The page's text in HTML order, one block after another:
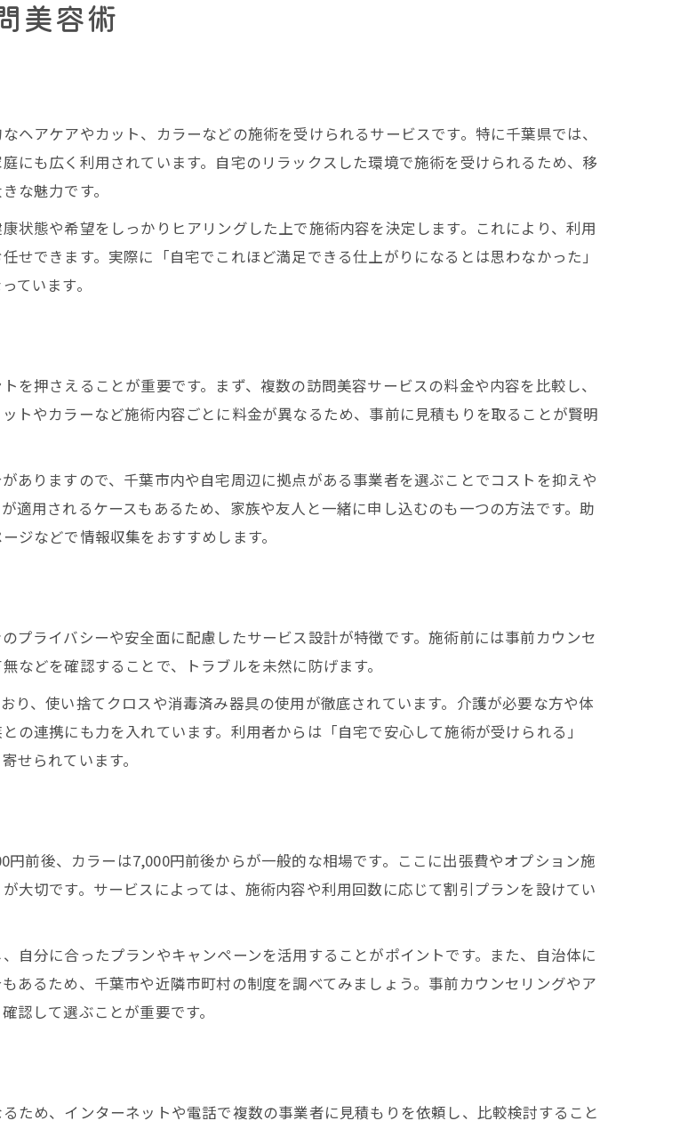
で安く利用する秘訣
ービスの活用で費用を抑える方法
問美容を安く受けるための比較術
人宅でも安心できるサービスの選び方
料金の違いとお得なプラン活用法
訪問美容選びガイド
さと品質を両立するサービスの特徴
人宅におすすめのサロン選び基準
金相場から安心なサービスを見極める
カットのメリットと利用時のポイント
問美容を活用する方法
料金相場と安く利用するコツ
葉市での人気サービス比較
料金とプランの選び方を解説
問美容を安く抑えるための工夫
個人宅向けサービスの費用の内訳
料金で安さを追求する際の注意点
カットの料金交渉術を伝授
葉市で評判の良いサービス選び方
美容術
アケアやカット、カラーなどの施術を受けられるサービスです。特に千葉県では、
にも広く利用されています。自宅のリラックスした環境で施術を受けられるため、移
な魅力です。
状態や希望をしっかりヒアリングした上で施術内容を決定します。これにより、利用
できます。実際に「自宅でこれほど満足できる仕上がりになるとは思わなかった」
ています。
押さえることが重要です。まず、複数の訪問美容サービスの料金や内容を比較し、
トやカラーなど施術内容ごとに料金が異なるため、事前に見積もりを取ることが賢明
ありますので、千葉市内や自宅周辺に拠点がある事業者を選ぶことでコストを抑えや
適用されるケースもあるため、家族や友人と一緒に申し込むのも一つの方法です。助
ジなどで情報収集をおすすめします。
プライバシーや安全面に配慮したサービス設計が特徴です。施術前には事前カウンセ
などを確認することで、トラブルを未然に防げます。
り、使い捨てクロスや消毒済み器具の使用が徹底されています。介護が必要な方や体
連携にも力を入れています。利用者からは「自宅で安心して施術が受けられる」
せられています。
前後、カラーは7,000円前後からが一般的な相場です。ここに出張費やオプション施
大切です。サービスによっては、施術内容や利用回数に応じて割引プランを設けてい
自分に合ったプランやキャンペーンを活用することがポイントです。また、自治体に
あるため、千葉市や近隣市町村の制度を調べてみましょう。事前カウンセリングやア
認して選ぶことが重要です。
ため、インターネットや電話で複数の事業者に見積もりを依頼し、比較検討すること